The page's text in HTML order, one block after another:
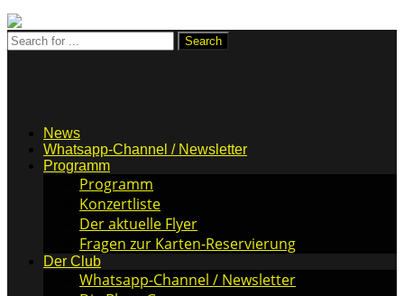
News
Whatsapp-Channel / Newsletter
Programm
Programm
Konzertliste
Der aktuelle Flyer
Fragen zur Karten-Reservierung
Der Club
Whatsapp-Channel / Newsletter